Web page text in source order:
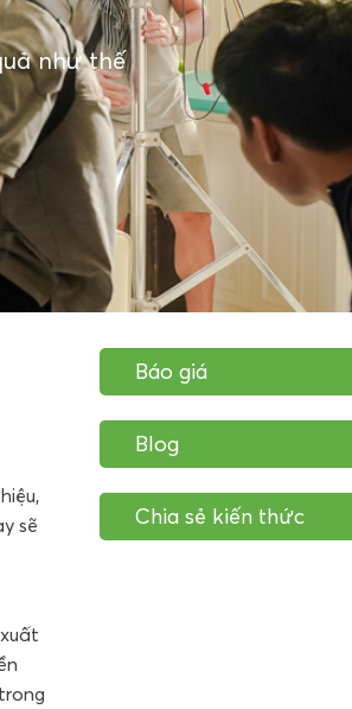
như thế
sẽ
Báo giá
Blog
Chia sẻ kiến thức